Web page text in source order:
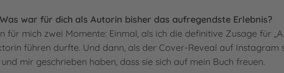
war für dich als Autorin bisher das aufregendste Erlebnis?
für mich zwei Momente: Einmal, als ich die definitive Zusage für
führen durfte. Und dann, als der Cover-Reveal auf Instagram
mir geschrieben haben, dass sie sich auf mein Buch freuen.